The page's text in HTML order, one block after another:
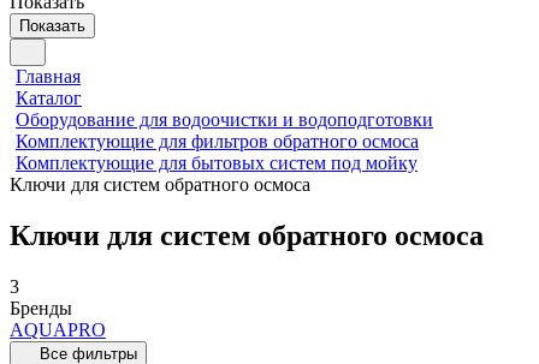
Показать
Главная
Каталог
Оборудование для водоочистки и водоподготовки
Комплектующие для фильтров обратного осмоса
Комплектующие для бытовых систем под мойку
Ключи для систем обратного осмоса
Ключи для систем обратного осмоса
3
Бренды
AQUAPRO
Все фильтры